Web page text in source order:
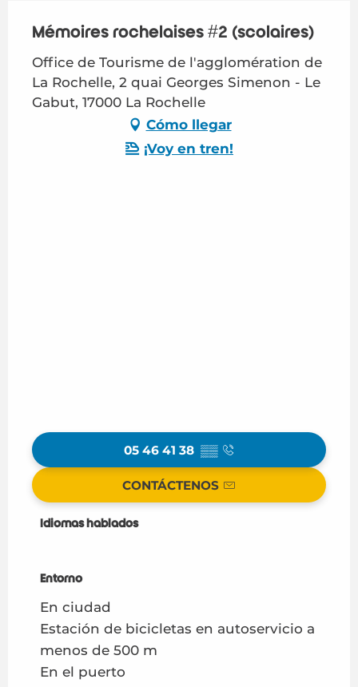
Mémoires rochelaises #2 (scolaires)
Office de Tourisme de l'agglomération de
La Rochelle, 2 quai Georges Simenon - Le
Gabut, 17000 La Rochelle
Cómo llegar
¡Voy en tren!
05 46 41 38 ▒▒
CONTÁCTENOS
Idiomas hablados
Idiomas hablados
Entorno
Entorno
En ciudad
Estación de bicicletas en autoservicio a
menos de 500 m
En el puerto